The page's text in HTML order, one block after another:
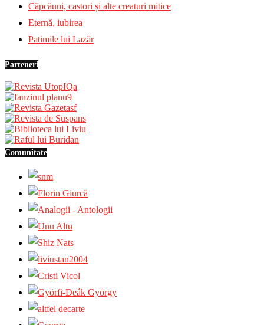
Căpcăuni, castori și alte creaturi mitice
Eternă, iubirea
Patimile lui Lazăr
Parteneri
Comunitate